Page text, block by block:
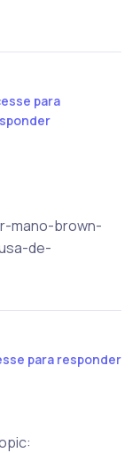
para
mano-brown-
de-
para responder